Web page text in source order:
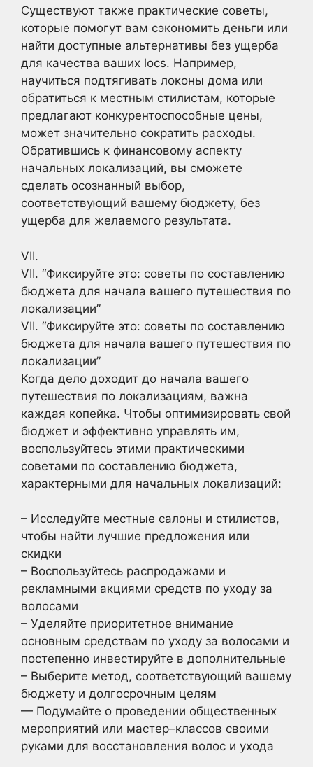
Существуют также практические советы,
которые помогут вам сэкономить деньги или
найти доступные альтернативы без ущерба
для качества ваших locs. Например,
научиться подтягивать локоны дома или
обратиться к местным стилистам, которые
предлагают конкурентоспособные цены,
может значительно сократить расходы.
Обратившись к финансовому аспекту
начальных локализаций, вы сможете
сделать осознанный выбор,
соответствующий вашему бюджету, без
ущерба для желаемого результата.
VII.
VII. “Фиксируйте это: советы по составлению
бюджета для начала вашего путешествия по
локализации”
VII. “Фиксируйте это: советы по составлению
бюджета для начала вашего путешествия по
локализации”
Когда дело доходит до начала вашего
путешествия по локализациям, важна
каждая копейка. Чтобы оптимизировать свой
бюджет и эффективно управлять им,
воспользуйтесь этими практическими
советами по составлению бюджета,
характерными для начальных локализаций:
– Исследуйте местные салоны и стилистов,
чтобы найти лучшие предложения или
скидки
– Воспользуйтесь распродажами и
рекламными акциями средств по уходу за
волосами
– Уделяйте приоритетное внимание
основным средствам по уходу за волосами и
постепенно инвестируйте в дополнительные
– Выберите метод, соответствующий вашему
бюджету и долгосрочным целям
— Подумайте о проведении общественных
мероприятий или мастер–классов своими
руками для восстановления волос и ухода